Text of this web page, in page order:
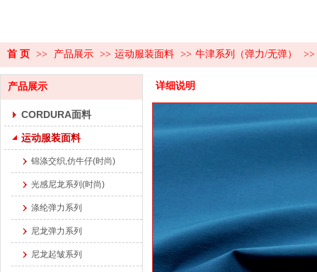
首 页 >> 产品展示 >> 运动服装面料 >> 牛津系列（弹力/无弹） >>
产品展示
CORDURA面料
运动服装面料
锦涤交织,仿牛仔(时尚)
光感尼龙系列(时尚)
涤纶弹力系列
尼龙弹力系列
尼龙起皱系列
详细说明